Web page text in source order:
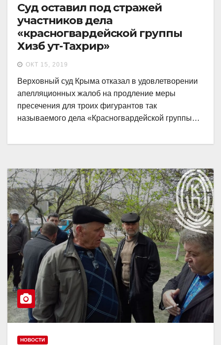
Суд оставил под стражей
участников дела
«красногвардейской группы
Хизб ут-Тахрир»
ОКТ 15, 2019
Верховный суд Крыма отказал в удовлетворении
апелляционных жалоб на продление меры
пресечения для троих фигурантов так
называемого дела «Красногвардейской группы…
НОВОСТИ